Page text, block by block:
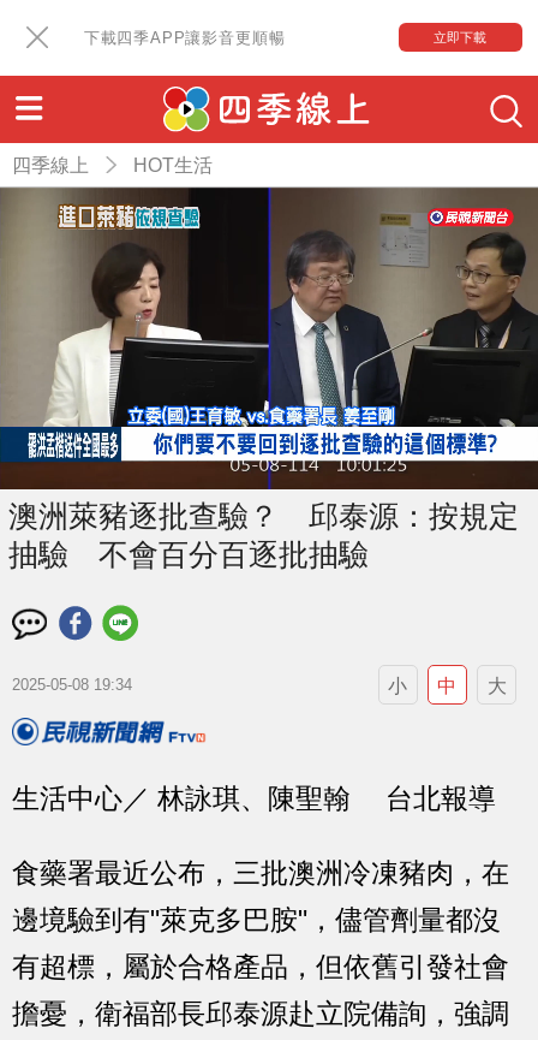
下載四季APP讓影音更順暢 立即下載
四季線上 HOT生活
澳洲萊豬逐批查驗？ 邱泰源：按規定
抽驗 不會百分百逐批抽驗
2025-05-08 19:34 小 中 大
生活中心／ 林詠琪、陳聖翰 台北報導
食藥署最近公布，三批澳洲冷凍豬肉，在
邊境驗到有"萊克多巴胺"，儘管劑量都沒
有超標，屬於合格產品，但依舊引發社會
擔憂，衛福部長邱泰源赴立院備詢，強調